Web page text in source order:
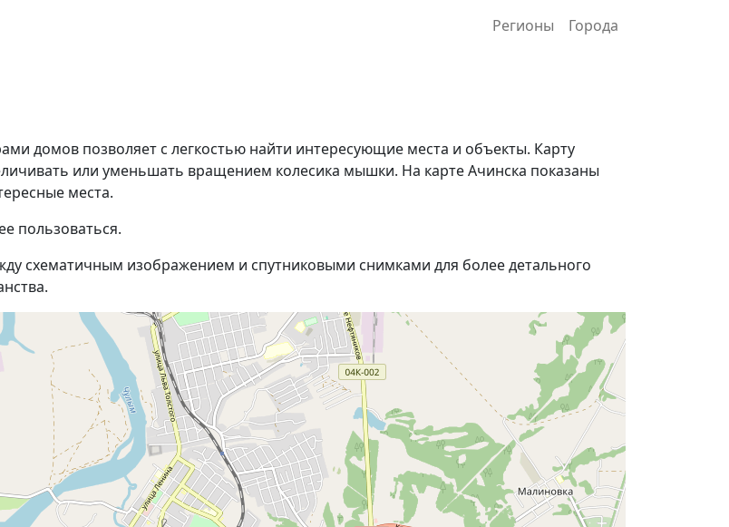
Регионы Города
домов позволяет с легкостью найти интересующие места и объекты. Карту
или уменьшать вращением колесика мышки. На карте Ачинска показаны
места.
пользоваться.
схематичным изображением и спутниковыми снимками для более детального